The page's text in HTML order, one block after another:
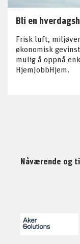
Bli en
Frisk luft,
økonomisk
mulig å oppnå
HjemJobbHjem.
Nåværende og